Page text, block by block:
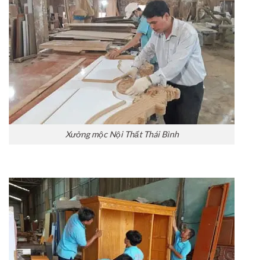
Xưởng mộc Nội Thất Thái Bình